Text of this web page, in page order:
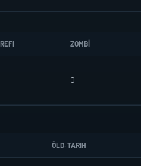
ZOMBI
0
ÖLD. TARIH